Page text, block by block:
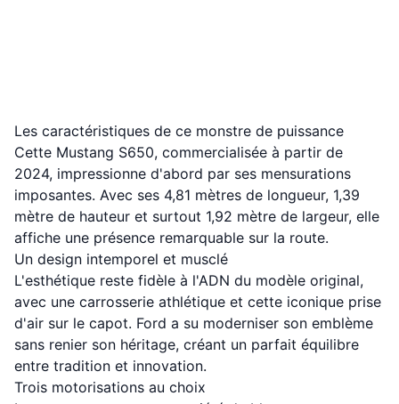
Les caractéristiques de ce monstre de puissance
Cette Mustang S650, commercialisée à partir de
2024, impressionne d'abord par ses mensurations
imposantes. Avec ses 4,81 mètres de longueur, 1,39
mètre de hauteur et surtout 1,92 mètre de largeur, elle
affiche une présence remarquable sur la route.
Un design intemporel et musclé
L'esthétique reste fidèle à l'ADN du modèle original,
avec une carrosserie athlétique et cette iconique prise
d'air sur le capot. Ford a su moderniser son emblème
sans renier son héritage, créant un parfait équilibre
entre tradition et innovation.
Trois motorisations au choix